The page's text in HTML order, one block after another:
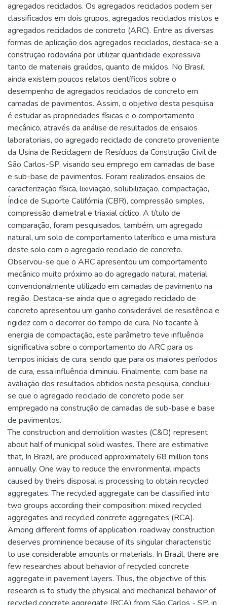
agregados reciclados. Os agregados reciclados podem ser
classificados em dois grupos, agregados reciclados mistos e
agregados reciclados de concreto (ARC). Entre as diversas
formas de aplicação dos agregados reciclados, destaca-se a
construção rodoviária por utilizar quantidade expressiva
tanto de materiais graúdos, quanto de miúdos. No Brasil,
ainda existem poucos relatos científicos sobre o
desempenho de agregados reciclados de concreto em
camadas de pavimentos. Assim, o objetivo desta pesquisa
é estudar as propriedades físicas e o comportamento
mecânico, através da análise de resultados de ensaios
laboratoriais, do agregado reciclado de concreto proveniente
da Usina de Reciclagem de Resíduos da Construção Civil de
São Carlos-SP, visando seu emprego em camadas de base
e sub-base de pavimentos. Foram realizados ensaios de
caracterização física, lixiviação, solubilização, compactação,
Índice de Suporte Califórnia (CBR), compressão simples,
compressão diametral e triaxial cíclico. A título de
comparação, foram pesquisados, também, um agregado
natural, um solo de comportamento laterítico e uma mistura
deste solo com o agregado reciclado de concreto.
Observou-se que o ARC apresentou um comportamento
mecânico muito próximo ao do agregado natural, material
convencionalmente utilizado em camadas de pavimento na
região. Destaca-se ainda que o agregado reciclado de
concreto apresentou um ganho considerável de resistência e
rigidez com o decorrer do tempo de cura. No tocante à
energia de compactação, este parâmetro teve influência
significativa sobre o comportamento do ARC para os
tempos iniciais de cura, sendo que para os maiores períodos
de cura, essa influência diminuiu. Finalmente, com base na
avaliação dos resultados obtidos nesta pesquisa, concluiu-
se que o agregado reciclado de concreto pode ser
empregado na construção de camadas de sub-base e base
de pavimentos.
The construction and demolition wastes (C&D) represent
about half of municipal solid wastes. There are estimative
that, In Brazil, are produced approximately 68 million tons
annually. One way to reduce the environmental impacts
caused by theirs disposal is processing to obtain recycled
aggregates. The recycled aggregate can be classified into
two groups according their composition: mixed recycled
aggregates and recycled concrete aggregates (RCA).
Among different forms of application, roadway construction
deserves prominence because of its singular characteristic
to use considerable amounts or materials. In Brazil, there are
few researches about behavior of recycled concrete
aggregate in pavement layers. Thus, the objective of this
research is to study the physical and mechanical behavior of